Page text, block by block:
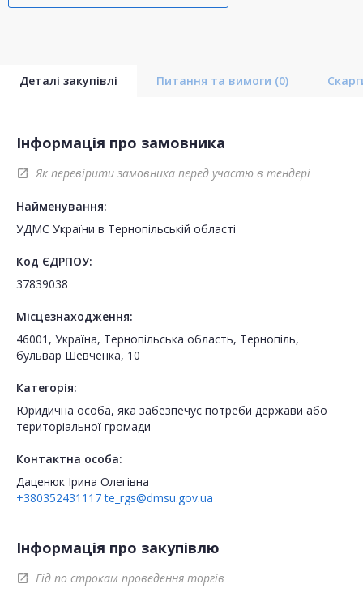
Деталі закупівлі Питання та вимоги (0)
Інформація про замовника
open_in_new Як перевірити замовника перед участю в тендері
Найменування:
УДМС України в Тернопільській області
Код ЄДРПОУ:
37839038
Місцезнаходження:
46001, Україна, Тернопільська область, Тернопіль,
бульвар Шевченка, 10
Категорія:
Юридична особа, яка забезпечує потреби держави або
територіальної громади
Контактна особа:
Даценюк Ірина Олегівна
+380352431117 te_rgs@dmsu.gov.ua
Інформація про закупівлю
open_in_new Гід по строкам проведення торгів